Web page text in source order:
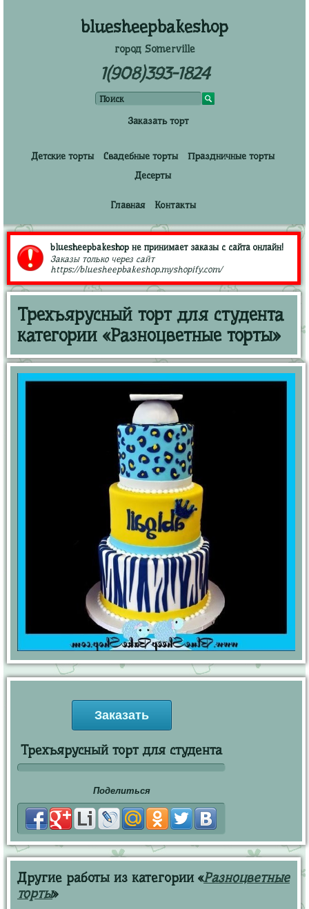
bluesheepbakeshop
город Somerville
1(908)393-1824
Заказать торт
Детские торты Свадебные торты
Праздничные торты
Десерты
Главная Контакты
bluesheepbakeshop не принимает заказы с сайта онлайн!
Заказы только через сайт
https://bluesheepbakeshop.myshopify.com/
Трехъярусный торт для студента
категории «Разноцветные торты»
Заказать
Трехъярусный торт для студента
Поделиться
Другие работы из категории «Разноцветные
торты»